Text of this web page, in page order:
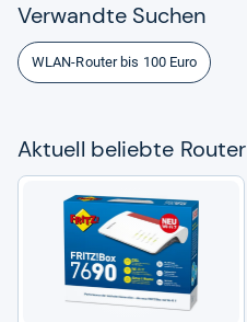
Ver­wandte Suchen
WLAN-Router bis 100 Euro
Aktu­ell beliebte Rou­ter